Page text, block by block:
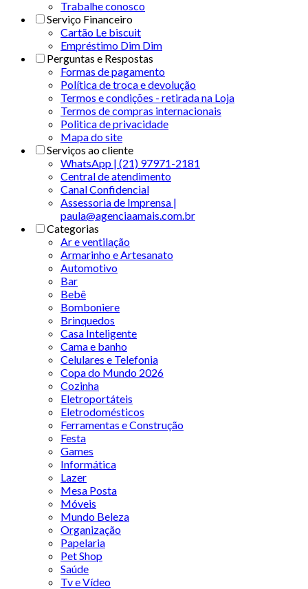
Trabalhe conosco
Serviço Financeiro
Cartão Le biscuit
Empréstimo Dim Dim
Perguntas e Respostas
Formas de pagamento
Política de troca e devolução
Termos e condições - retirada na Loja
Termos de compras internacionais
Politica de privacidade
Mapa do site
Serviços ao cliente
WhatsApp | (21) 97971-2181
Central de atendimento
Canal Confidencial
Assessoria de Imprensa |
paula@agenciaamais.com.br
Categorias
Ar e ventilação
Armarinho e Artesanato
Automotivo
Bar
Bebê
Bomboniere
Brinquedos
Casa Inteligente
Cama e banho
Celulares e Telefonia
Copa do Mundo 2026
Cozinha
Eletroportáteis
Eletrodomésticos
Ferramentas e Construção
Festa
Games
Informática
Lazer
Mesa Posta
Móveis
Mundo Beleza
Organização
Papelaria
Pet Shop
Saúde
Tv e Vídeo